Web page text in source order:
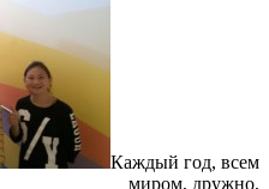
Каждый год, всем
миром, дружно,